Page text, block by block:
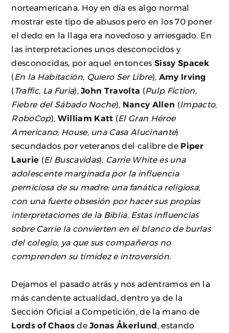
norteamericana. Hoy en día es algo normal
mostrar este tipo de abusos pero en los 70 poner
el dedo en la llaga era novedoso y arriesgado. En
las interpretaciones unos desconocidos y
desconocidas, por aquel entonces Sissy Spacek
(En la Habitación, Quiero Ser Libre), Amy Irving
(Traffic, La Furia),John Travolta (Pulp Fiction,
Fiebre del Sábado Noche), Nancy Allen (Impacto,
RoboCop), William Katt (El Gran Héroe
Americano; House, una Casa Alucinante)
secundados por veteranos del calibre de Piper
Laurie (El Buscavidas). Carrie White es una
adolescente marginada por la influencia
perniciosa de su madre: una fanática religiosa,
con una fuerte obsesión por hacer sus propias
interpretaciones de la Biblia. Estas influencias
sobre Carrie la convierten en el blanco de burlas
del colegio, ya que sus compañeros no
comprenden su timidez e introversión.
Dejamos el pasado atrás y nos adentramos en la
más candente actualidad, dentro ya de la
Sección Oficial a Competición, de la mano de
Lords of ChaosdeJonas Åkerlund , estando